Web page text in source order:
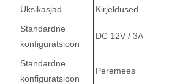
Üksikasjad Kirjeldused
Standardne
konfiguratsioon
DC 12V / 3A
Standardne
konfiguratsioon
Peremees